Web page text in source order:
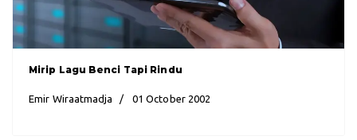
Mirip Lagu Benci Tapi Rindu
Emir Wiraatmadja 01 October 2002